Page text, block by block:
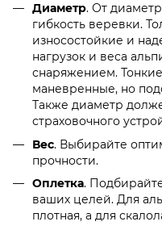
Диаметр. От
гибкость веревки.
износостойкие и
нагрузок и веса
снаряжением.
маневренные, но
Также диаметр
страховочного
Вес. Выбирайте
прочности.
Оплетка.
ваших целей. Для
плотная, а для